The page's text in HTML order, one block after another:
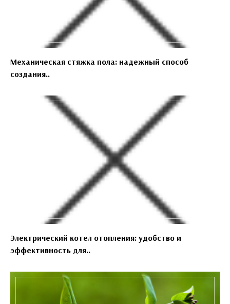
Механическая стяжка пола: надежный способ
создания..
Электрический котел отопления: удобство и
эффективность для..